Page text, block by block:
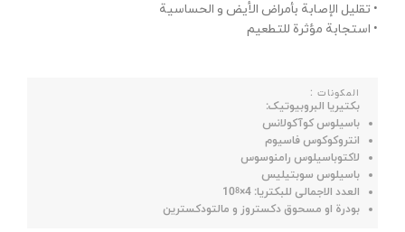
• تقليل الإصابة بأمراض الأیض و الحساسية
• استجابة مؤثرة للتطعيم
المکونات :
بکتیریا البروبیوتیک:
باسیلوس کوآکولانس
انتروکوکوس فاسیوم
لاکتوباسیلوس رامنوسوس
باسیلوس سوبتیلیس
العدد الاجمالی للبکتریا: 4×10
8
بودرة او مسحوق دکستروز و مالتودکسترین